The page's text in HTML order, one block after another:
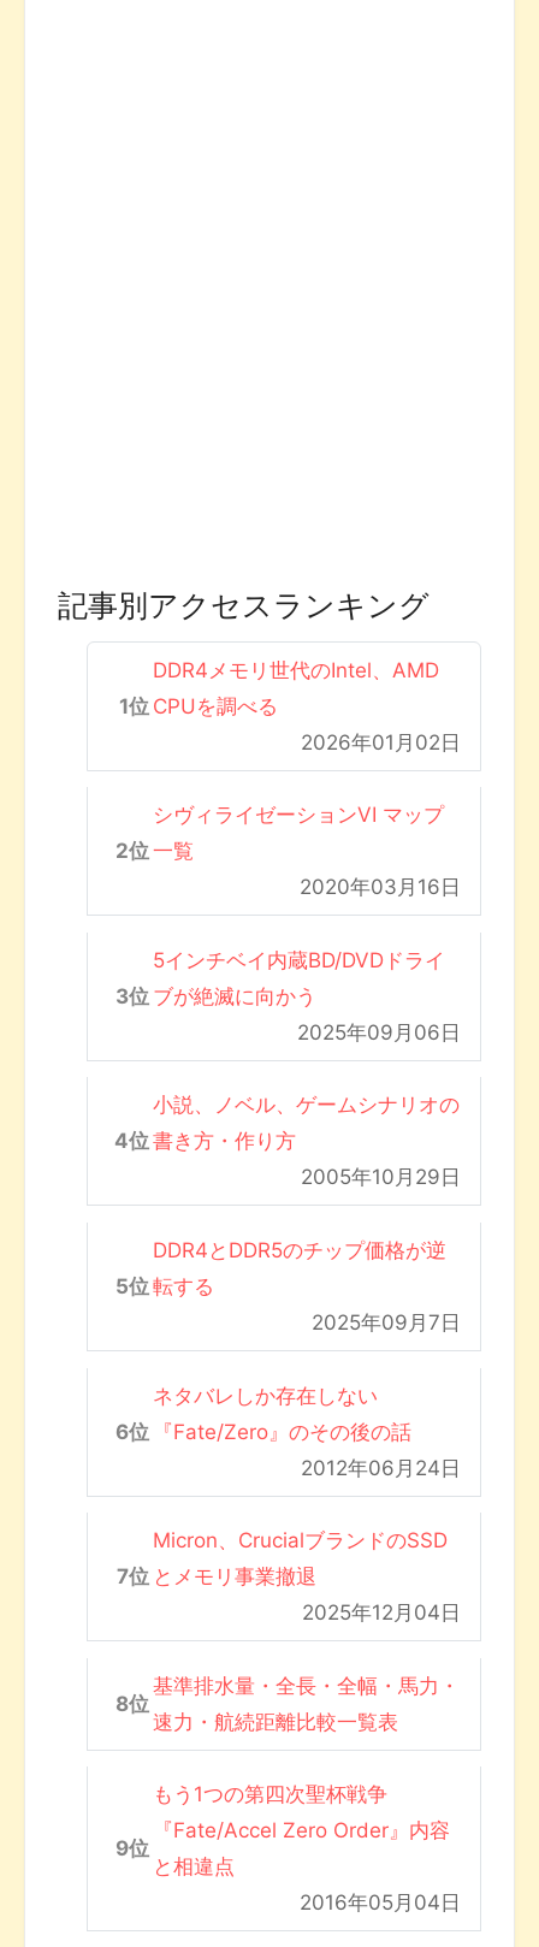
記事別アクセスランキング
DDR4メモリ世代のIntel、AMD
CPUを調べる
2026年01月02日
シヴィライゼーションVI マップ
一覧
2020年03月16日
5インチベイ内蔵BD/DVDドライ
ブが絶滅に向かう
2025年09月06日
小説、ノベル、ゲームシナリオの
書き方・作り方
2005年10月29日
DDR4とDDR5のチップ価格が逆
転する
2025年09月7日
ネタバレしか存在しない
『Fate/Zero』のその後の話
2012年06月24日
Micron、CrucialブランドのSSD
とメモリ事業撤退
2025年12月04日
基準排水量・全長・全幅・馬力・
速力・航続距離比較一覧表
もう1つの第四次聖杯戦争
『Fate/Accel Zero Order』内容
と相違点
2016年05月04日